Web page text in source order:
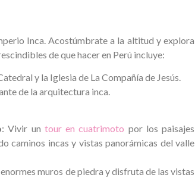
Inca. Acostúmbrate a la altitud y explora
de que hacer en Perú incluye:
y la Iglesia de La Compañía de Jesús.
de la arquitectura inca.
: Vivir un tour en cuatrimoto por los paisajes
caminos incas y vistas panorámicas del valle
muros de piedra y disfruta de las vistas